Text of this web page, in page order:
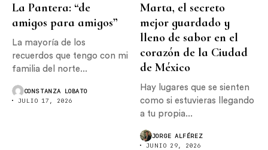
La Pantera: “de
amigos para amigos”
La mayoría de los
recuerdos que tengo con mi
familia del norte...
CONSTANZA LOBATO
JULIO 17, 2026
Marta, el secreto
mejor guardado y
lleno de sabor en el
corazón de la Ciudad
de México
Hay lugares que se sienten
como si estuvieras llegando
a tu propia...
JORGE ALFÉREZ
JUNIO 29, 2026